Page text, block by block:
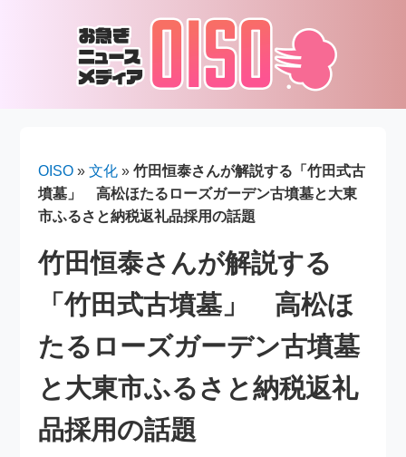
OISO »文化 »竹田恒泰さんが解説する「竹田式古
墳墓」 高松ほたるローズガーデン古墳墓と大東
市ふるさと納税返礼品採用の話題
竹田恒泰さんが解説する
「竹田式古墳墓」 高松ほ
たるローズガーデン古墳墓
と大東市ふるさと納税返礼
品採用の話題